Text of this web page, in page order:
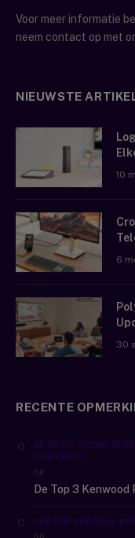
Voor meer informatie
neem contact op met
NIEUWSTE
10
6
30
RECENTE
DE BESTE GROOT
ONEDIRECT
op
De Top 3
UHF VHF VERSCHIL
op